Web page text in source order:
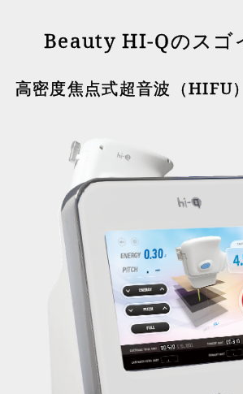
Beauty HI-Qのスゴ
高密度焦点式超音波（HIFU）